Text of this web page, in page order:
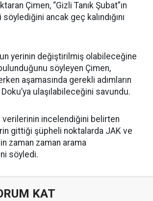
Çimen, “Gizli Tanık Şubat”ın
söylediğini ancak geç kalındığını
yerinin değiştirilmiş olabileceğine
söyleyen Çimen,
aşamasında gerekli adımların
Doku’ya ulaşılabileceğini savundu.
verilerinin incelendiğini belirten
gittiği şüpheli noktalarda JAK ve
zaman zaman arama
söyledi.
KAT